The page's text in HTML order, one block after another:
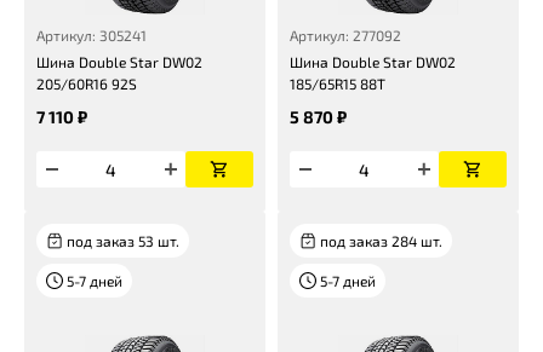
Артикул: 305241
Шина Double Star DW02
205/60R16 92S
7 110 ₽
Артикул: 277092
Шина Double Star DW02
185/65R15 88T
5 870 ₽
под заказ 53 шт.
5-7 дней
под заказ 284 шт.
5-7 дней